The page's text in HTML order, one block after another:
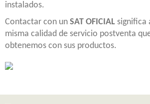
instalados.
Contactar con un SAT OFICIAL significa
misma calidad de servicio postventa
obtenemos con sus productos.